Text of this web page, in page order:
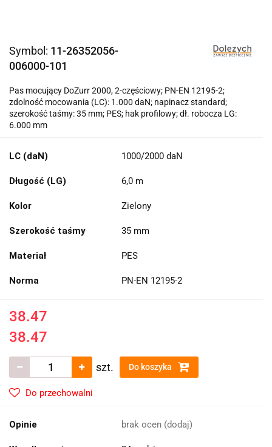
Symbol: 11-26352056-
006000-101
Pas mocujący DoZurr 2000, 2-częściowy; PN-EN 12195-2;
zdolność mocowania (LC): 1.000 daN; napinacz standard;
szerokość taśmy: 35 mm; PES; hak profilowy; dł. robocza LG:
6.000 mm
LC (daN) 1000/2000 daN
Długość (LG) 6,0 m
Kolor Zielony
Szerokość taśmy 35 mm
Materiał PES
Norma PN-EN 12195-2
38.47
38.47
szt. Do koszyka
Do przechowalni
Opinie brak ocen (dodaj)